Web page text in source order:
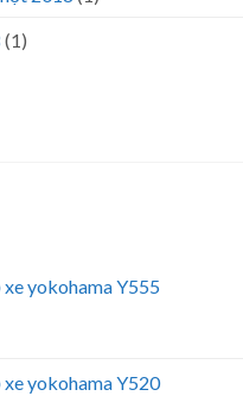
(1)
xe yokohama Y555
xe yokohama Y520